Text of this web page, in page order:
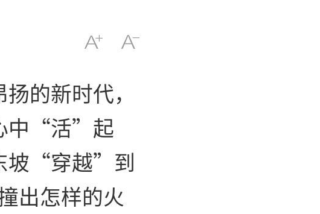
的新时代，
中“活”起
坡“穿越”到
出怎样的火